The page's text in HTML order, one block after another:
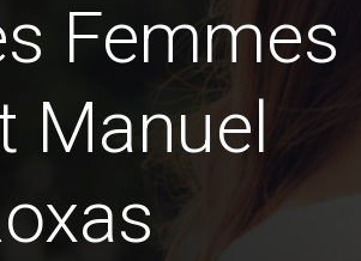
Femmes
Manuel